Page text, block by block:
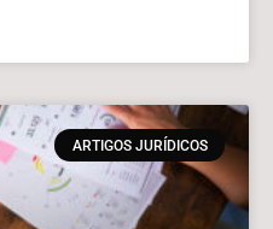
ARTIGOS JURÍDICOS